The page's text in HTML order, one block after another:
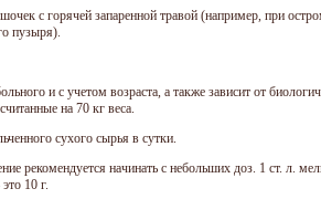
с горячей запаренной травой (например, при
пузыря).
и с учетом возраста, а также зависит от
на 70 кг веса.
сухого сырья в сутки.
рекомендуется начинать с небольших доз. 1 ст. л.
10 г.